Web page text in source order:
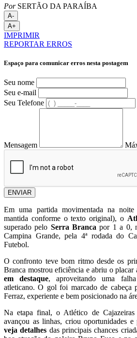
PorSERTÃO DA PARAÍBA
A-
A+
IMPRIMIR
REPORTAR ERROS
Espaço para comunicar erros nesta postagem
Seu nome
Seu e-mail
Seu Telefone
Mensagem
ENVIAR
Em uma partida movimentada na noite
mantida conforme o texto original), o
superado pelo Serra Branca por 1 a 0,
Campina Grande, pela 4ª rodada do
Futebol.
O confronto teve bom ritmo desde os
Branca mostrou eficiência e abriu o placar
em destaque, aproveitando uma
atleticano. O gol foi marcado de cabeça
Ferraz, experiente e bem posicionado na
Na etapa final, o Atlético de
avançou as linhas, criou oportunidades e
veja detalhes das principais chances